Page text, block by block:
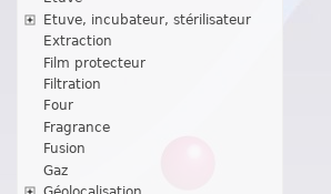
Etuve, incubateur, stérilisateur
Extraction
Film protecteur
Filtration
Four
Fragrance
Fusion
Gaz